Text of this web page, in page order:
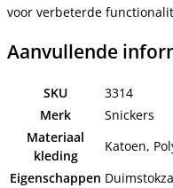
voor verbeterde
Aanvullende
SKU
3314
Merk
Snickers
Materiaal
kleding
Katoen,
Eigenschappen